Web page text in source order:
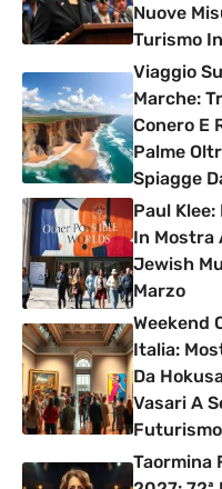
Nuove
Turismo
Viaggio
Marche:
Conero E
Palme
Spiagge
Paul
In Mostra
Jewish
Marzo
Weekend
Italia:
Da
Vasari A
Taormina